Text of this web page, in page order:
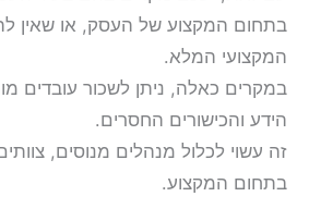
בתחום המקצוע של העסק, או שאין
המקצועי המלא.
במקרים כאלה, ניתן לשכור עובדים
הידע והכישורים החסרים.
זה עשוי לכלול מנהלים מנוסים,
בתחום המקצוע.